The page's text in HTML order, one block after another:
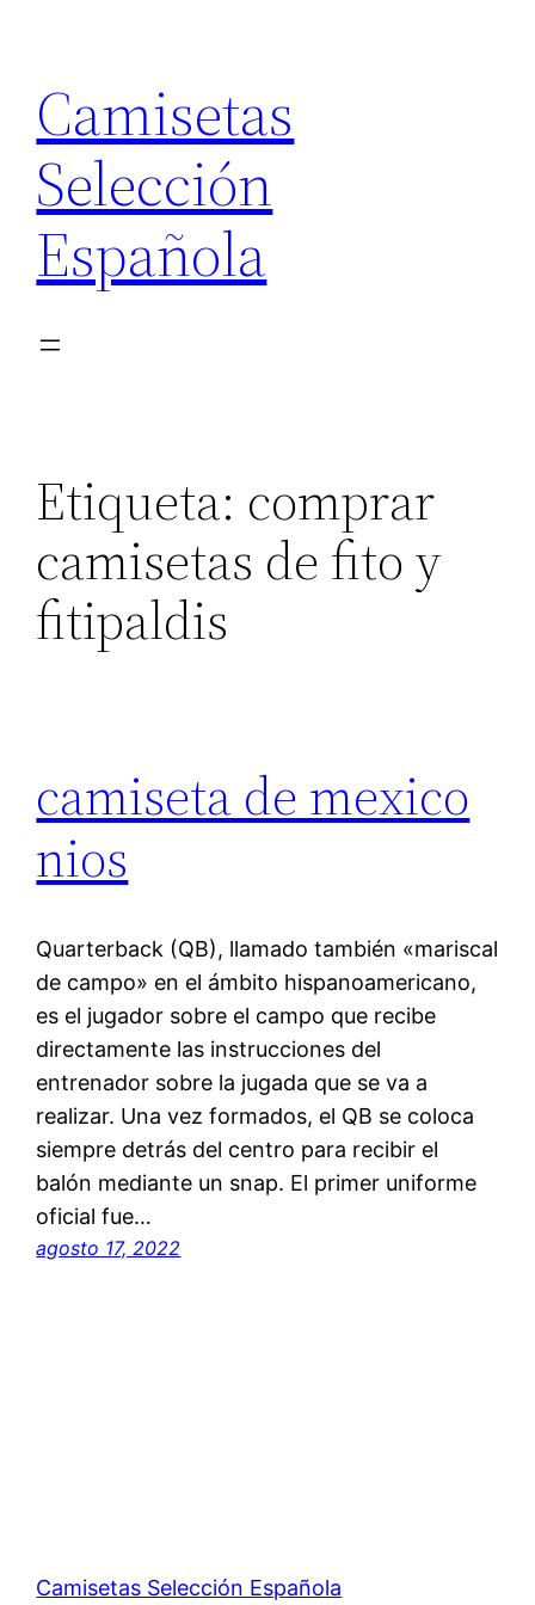
contenido
Camisetas
Selección
Española
Etiqueta: comprar
camisetas de fito y
fitipaldis
camiseta de mexico
nios
Quarterback (QB), llamado también «mariscal
de campo» en el ámbito hispanoamericano,
es el jugador sobre el campo que recibe
directamente las instrucciones del
entrenador sobre la jugada que se va a
realizar. Una vez formados, el QB se coloca
siempre detrás del centro para recibir el
balón mediante un snap. El primer uniforme
oficial fue…
agosto 17, 2022
Camisetas Selección Española